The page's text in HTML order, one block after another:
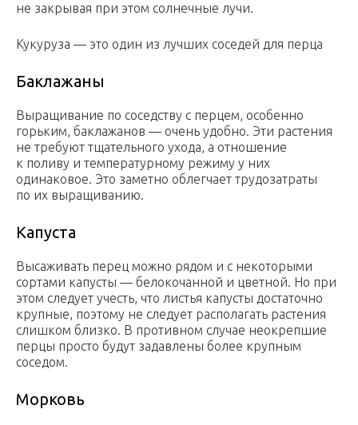
не закрывая при этом солнечные лучи.
Кукуруза — это один из лучших соседей для перца
Баклажаны
Выращивание по соседству с перцем, особенно
горьким, баклажанов — очень удобно. Эти растения
не требуют тщательного ухода, а отношение
к поливу и температурному режиму у них
одинаковое. Это заметно облегчает трудозатраты
по их выращиванию.
Капуста
Высаживать перец можно рядом и с некоторыми
сортами капусты — белокочанной и цветной. Но при
этом следует учесть, что листья капусты достаточно
крупные, поэтому не следует располагать растения
слишком близко. В противном случае неокрепшие
перцы просто будут задавлены более крупным
соседом.
Морковь